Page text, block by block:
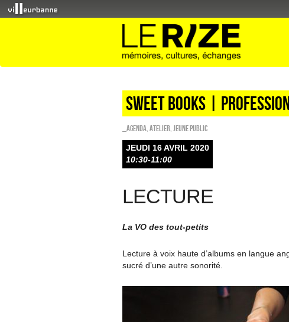
Sweet Books |
_Agenda Atelier Jeune public
JEUDI 16 AVRIL 2020
10:30-11:00
LECTURE
La VO des tout-petits
Lecture à voix haute d’albums en langue
sucré d’une autre sonorité.